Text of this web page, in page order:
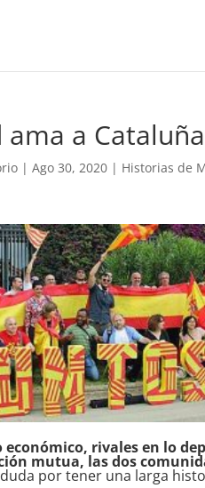
a Cataluña
|Ago 30, 2020 | Historias de
económico, rivales en lo
mutua, las dos
por tener una larga